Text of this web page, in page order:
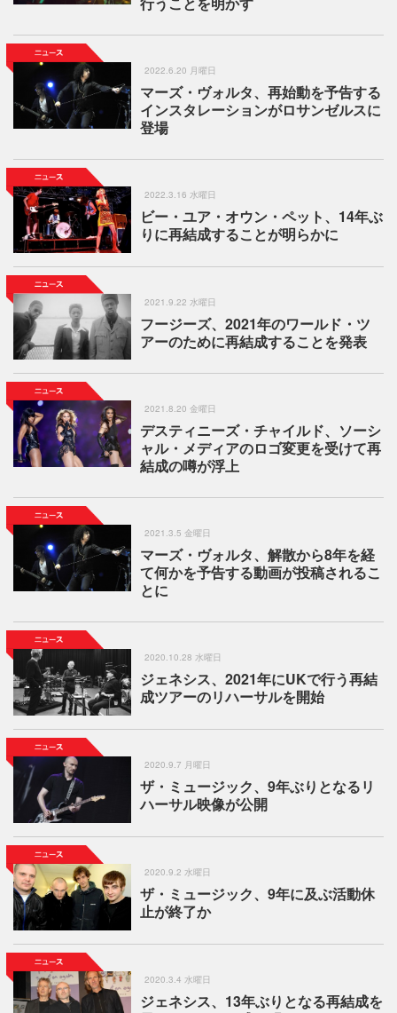
2022.6.20 月曜日
マーズ・ヴォルタ、再始動を予告する
インスタレーションがロサンゼルスに
登場
2022.3.16 水曜日
ビー・ユア・オウン・ペット、14年ぶ
りに再結成することが明らかに
2021.9.22 水曜日
フージーズ、2021年のワールド・ツ
アーのために再結成することを発表
2021.8.20 金曜日
デスティニーズ・チャイルド、ソーシ
ャル・メディアのロゴ変更を受けて再
結成の噂が浮上
2021.3.5 金曜日
マーズ・ヴォルタ、解散から8年を経
て何かを予告する動画が投稿されるこ
とに
2020.10.28 水曜日
ジェネシス、2021年にUKで行う再結
成ツアーのリハーサルを開始
2020.9.7 月曜日
ザ・ミュージック、9年ぶりとなるリ
ハーサル映像が公開
2020.9.2 水曜日
ザ・ミュージック、9年に及ぶ活動休
止が終了か
2020.3.4 水曜日
ジェネシス、13年ぶりとなる再結成を